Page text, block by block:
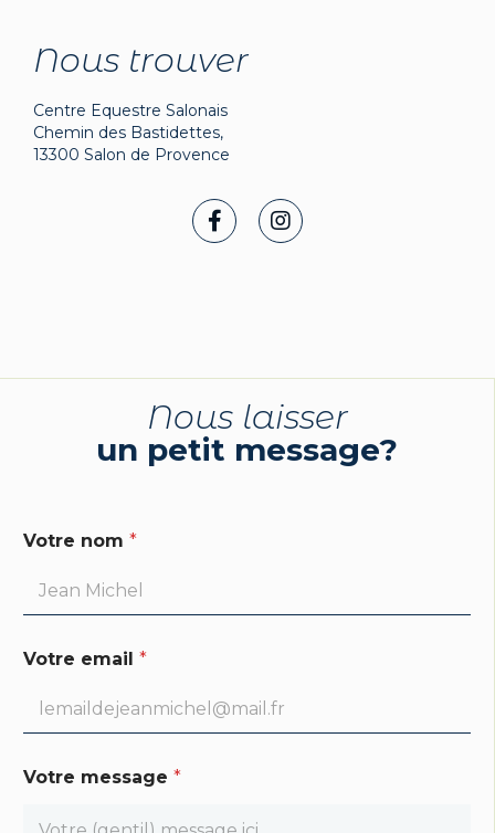
Nous trouver
Centre Equestre Salonais
Chemin des Bastidettes,
13300 Salon de Provence
Nous laisser
un petit message?
Votre nom *
Votre email *
Votre message *